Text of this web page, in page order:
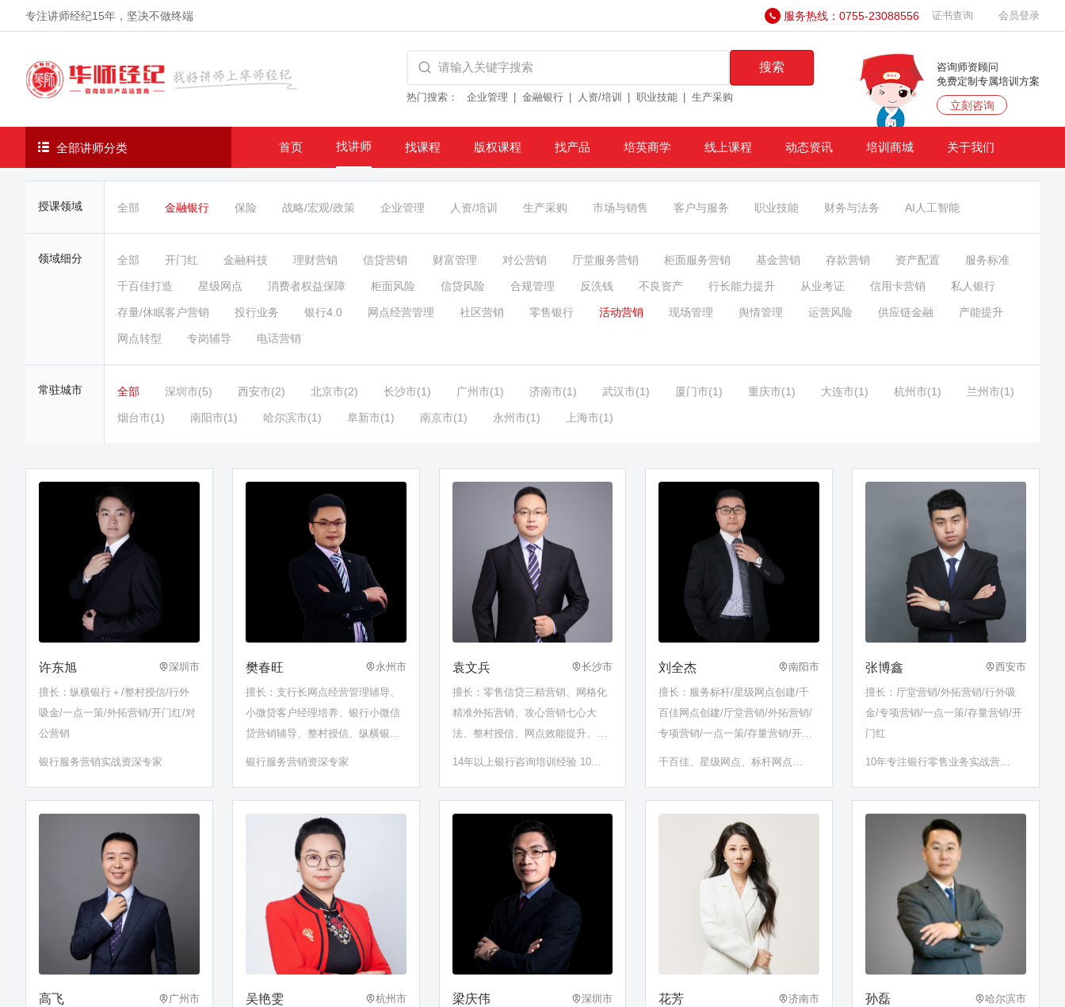
专注讲师经纪15年 ，坚决不做终端 服务热线：0755-23088556 证书查询 会员登录
搜索
热门搜索： 企业管理 金融银行 人资/培训 职业技能 生产采购
咨询师资顾问
免费定制专属培训方案
立刻咨询
全部讲师分类 首页 找讲师 找课程 版权课程 找产品 培英商学 线上课程 动态资讯 培训商城 关于我们
授课领域 全部 金融银行 保险 战略/宏观/政策 企业管理 人资/培训 生产采购 市场与销售 客户与服务 职业技能 财务与法务 AI人工智能
领域细分 全部 开门红 金融科技 理财营销 信贷营销 财富管理 对公营销 厅堂服务营销 柜面服务营销 基金营销 存款营销 资产配置 服务标准
千百佳打造 星级网点 消费者权益保障 柜面风险 信贷风险 合规管理 反洗钱 不良资产 行长能力提升 从业考证 信用卡营销 私人银行
存量/休眠客户营销 投行业务 银行4.0 网点经营管理 社区营销 零售银行 活动营销 现场管理 舆情管理 运营风险 供应链金融 产能提升
网点转型 专岗辅导 电话营销
常驻城市 全部 深圳市(5) 西安市(2) 北京市(2) 长沙市(1) 广州市(1) 济南市(1) 武汉市(1) 厦门市(1) 重庆市(1) 大连市(1) 杭州市(1) 兰州市(1)
烟台市(1) 南阳市(1) 哈尔滨市(1) 阜新市(1) 南京市(1) 永州市(1) 上海市(1)
许东旭 深圳市
擅长：纵横银行＋/整村授信/行外
吸金/一点一策/外拓营销/开门红/对
公营销
银行服务营销实战资深专家
樊春旺 永州市
擅长：支行长网点经营管理辅导、
小微贷客户经理培养、银行小微信
贷营销辅导、整村授信、纵横银行
+、行外吸金辅导、数字化转型赋
策项目、百佳网点打造、千佳网点
打造、星级网点打造、特色文化网
银行服务营销资深专家
袁文兵 长沙市
擅长：零售信贷三精营销、网格化
精准外拓营销、攻心营销七心大
法、整村授信、网点效能提升、对
公营销转型、线上社群营销、开门
14年以上银行咨询培训经验 10余
家银行长期聘用咨询顾问
刘全杰 南阳市
擅长：服务标杆/星级网点创建/千
百佳网点创建/厅堂营销/外拓营销/
专项营销/一点一策/存量营销/开门
红
千百佳、星级网点、标杆网点塑
造资深顾问 9年培训经验，专注于
张博鑫 西安市
擅长：厅堂营销/外拓营销/行外吸
金/专项营销/一点一策/存量营销/开
门红
10年专注银行零售业务实战营销
落地2000＋银行网点一点一策实
高飞 广州市 吴艳雯 杭州市 梁庆伟 深圳市 花芳 济南市 孙磊 哈尔滨市